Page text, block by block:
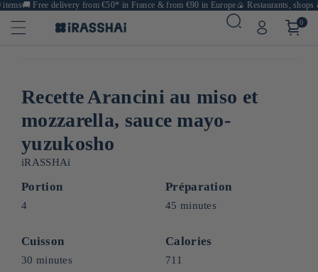
🚚Free delivery from €50* in France & from €90 in Europe🍙 Restaurants, shops &
0
Recette Arancini au miso et
mozzarella, sauce mayo-
yuzukosho
iRASSHAi
Portion
4
Préparation
45 minutes
Cuisson
30 minutes
Calories
711